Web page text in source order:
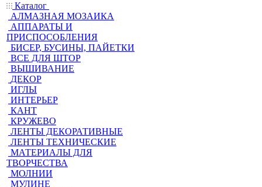
Каталог
АЛМАЗНАЯ МОЗАИКА
АППАРАТЫ И
ПРИСПОСОБЛЕНИЯ
БИСЕР, БУСИНЫ, ПАЙЕТКИ
ВСЕ ДЛЯ ШТОР
ВЫШИВАНИЕ
ДЕКОР
ИГЛЫ
ИНТЕРЬЕР
КАНТ
КРУЖЕВО
ЛЕНТЫ ДЕКОРАТИВНЫЕ
ЛЕНТЫ ТЕХНИЧЕСКИЕ
МАТЕРИАЛЫ ДЛЯ
ТВОРЧЕСТВА
МОЛНИИ
МУЛИНЕ